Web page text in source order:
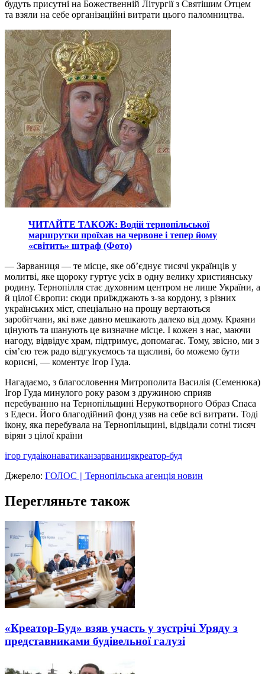
будуть присутні на Божественній Літургії з Святішим Отцем
та взяли на себе організаційні витрати цього паломництва.
ЧИТАЙТЕ ТАКОЖ: Водій тернопільської
маршрутки проїхав на червоне і тепер йому
«світить» штраф (Фото)
— Зарваниця — те місце, яке об’єднує тисячі українців у
молитві, яке щороку гуртує усіх в одну велику християнську
родину. Тернопілля стає духовним центром не лише України, а
й цілої Європи: сюди приїжджають з-за кордону, з різних
українських міст, спеціально на прощу вертаються
заробітчани, які вже давно мешкають далеко від дому. Краяни
цінують та шанують це визначне місце. І кожен з нас, маючи
нагоду, відвідує храм, підтримує, допомагає. Тому, звісно, ми з
сім’єю теж радо відгукуємось та щасливі, бо можемо бути
корисні, — коментує Ігор Гуда.
Нагадаємо, з благословення Митрополита Василія (Семенюка)
Ігор Гуда минулого року разом з дружиною сприяв
перебуванню на Тернопільщині Нерукотворного Образ Спаса
з Едеси. Його благодійний фонд узяв на себе всі витрати. Тоді
ікону, яка перебувала на Тернопільщині, відвідали сотні тисяч
вірян з цілої країни
ігор гудаіконаватиканзарваницякреатор-буд
Джерело: ГОЛОС || Тернопільська агенція новин
Перегляньте також
«Креатор-Буд» взяв участь у зустрічі Уряду з
представниками будівельної галузі